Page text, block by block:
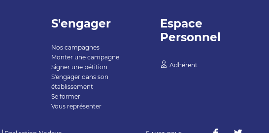
S'engager
Nos campagnes
Monter une campagne
Signer une pétition
S'engager dans son
établissement
Se former
Vous représenter
Espace
Personnel
Adhérent